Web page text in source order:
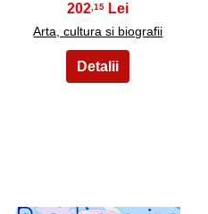
202 ,15
Arta, cultura si biografii